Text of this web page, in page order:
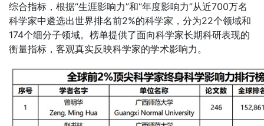
综合指标，根据“生涯影响力”和“年度影响力”从近700万名
科学家中遴选出世界排名前2%的科学家，分为22个领域和
174个细分子领域。榜单提供了面向科学家长期科研表现的
衡量指标，客观真实反映科学家的学术影响力。